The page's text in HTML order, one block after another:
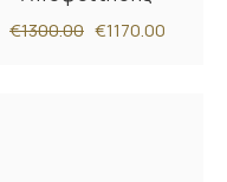
€1300.00 €1170.00